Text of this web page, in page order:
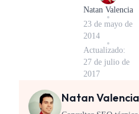
Natan Valencia
23 de mayo de
2014
Actualizado:
27 de julio de
2017
Natan Valencia